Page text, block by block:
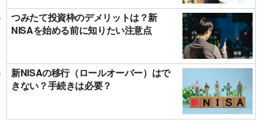
つみたて投資枠のデメリットは？新
NISAを始める前に知りたい注意点
新NISAの移行（ロールオーバー）はで
きない？手続きは必要？